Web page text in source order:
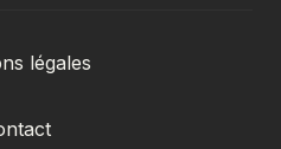
légales